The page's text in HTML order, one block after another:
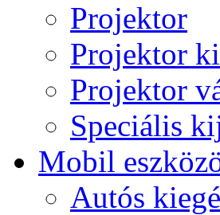
Projektor
Projektor
Projektor
Speciális
Mobil
Autós